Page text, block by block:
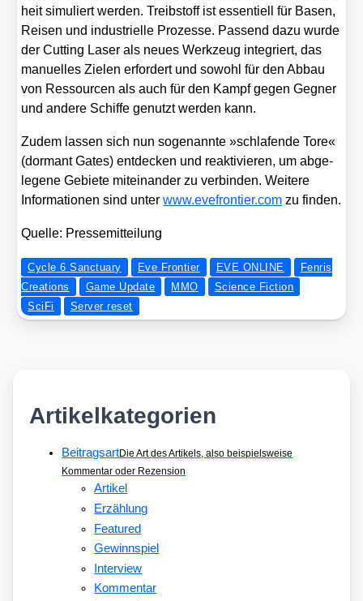
heit simu­liert wer­den. Treib­stoff ist essen­ti­ell für Basen,
Rei­sen und indus­tri­el­le Pro­zes­se. Pas­send dazu wur­de
der Cut­ting Laser als neu­es Werk­zeug inte­griert, das
manu­el­les Zie­len erfor­dert und sowohl für den Abbau
von Res­sour­cen als auch für den Kampf gegen Geg­ner
und ande­re Schif­fe genutzt wer­den kann.
Zudem las­sen sich nun soge­nann­te »schla­fen­de Tore«
(dor­mant Gates) ent­de­cken und reak­ti­vie­ren, um abge­
le­ge­ne Gebie­te mit­ein­an­der zu ver­bin­den. Wei­te­re
Infor­ma­tio­nen sind unterwww​.eve​fron​tier​.com zu fin­den.
Quel­le: Pres­se­mit­tei­lung
Cycle 6 Sanctuary Eve Frontier EVE ONLINE
Fenris
Creations
Game Update MMO
Science Fiction
SciFi
Server reset
Artikelkategorien
BeitragsartDie Art des Artikels, also beispielsweise
Kommentar oder Rezension
Artikel
Erzählung
Featured
Gewinnspiel
Interview
Kommentar